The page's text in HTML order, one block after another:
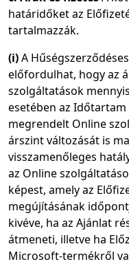
határidőket az
tartalmazzák.
(i)A
előfordulhat, hogy az
szolgáltatások
esetében az
megrendelt Online
árszint változását is
visszamenőleges
az Online
képest, amely az
megújításának
kivéve, ha az Ajánlat
átmeneti, illetve ha
Microsoft-termékről